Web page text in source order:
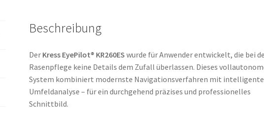
Modul
Beschreibung
Der Kress EyePilot® KR260ES wurde für Anwender entwickelt, die bei
Rasenpflege keine Details dem Zufall überlassen. Dieses
System kombiniert modernste Navigationsverfahren mit
Umfeldanalyse – für ein durchgehend präzises und professionelles
Schnittbild.